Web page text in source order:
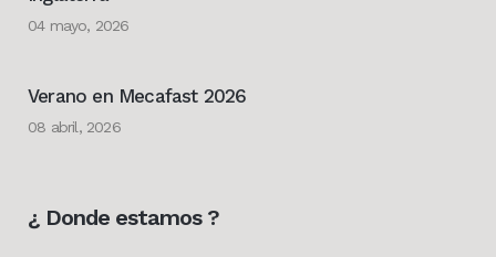
04 mayo, 2026
Verano en Mecafast 2026
08 abril, 2026
¿ Donde estamos ?